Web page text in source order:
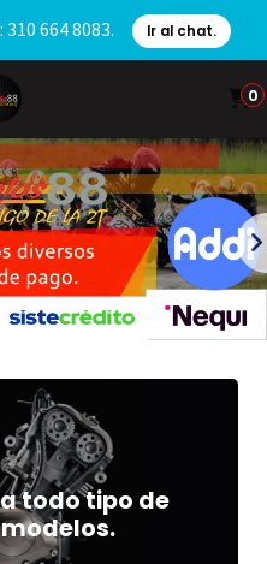
664 8083. Ir al chat.
0
todo tipo de